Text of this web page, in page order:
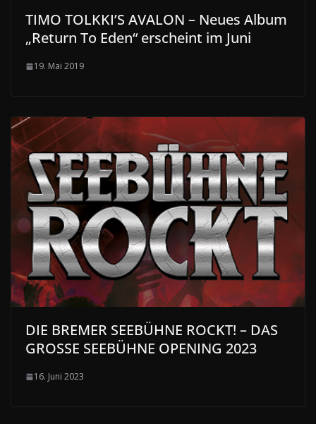
TIMO TOLKKI’S AVALON – Neues Album
„Return To Eden“ erscheint im Juni
19. Mai 2019
DIE BREMER SEEBÜHNE ROCKT! – DAS
GROSSE SEEBÜHNE OPENING 2023
16. Juni 2023